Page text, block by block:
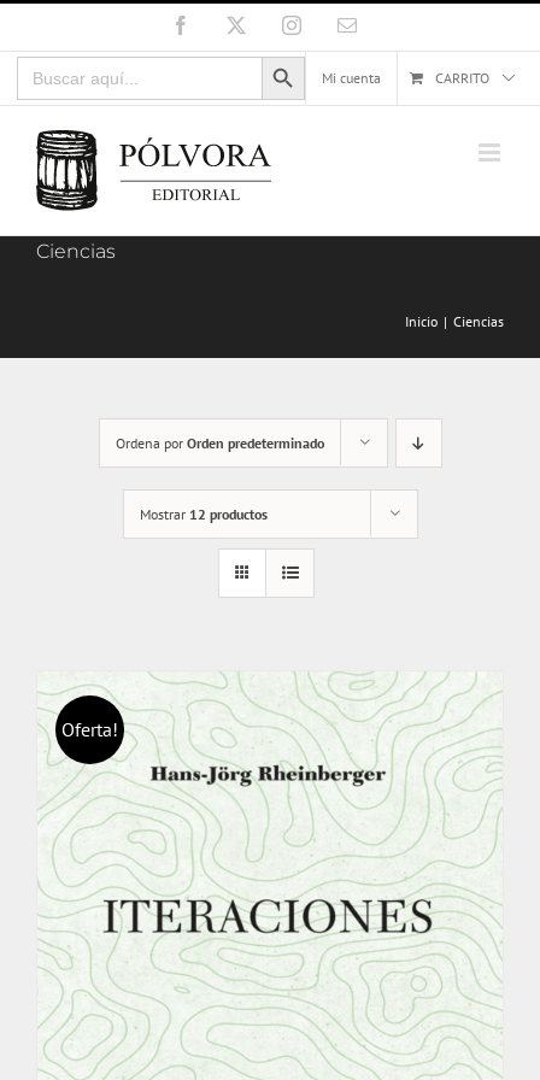
al
contenido
Facebook InstagramCorreo
Buscar:
Botón de búsqueda
Mi cuenta
CARRITO
Ciencias
Inicio Ciencias
Ordena por Orden predeterminado
Mostrar 12 productos
Oferta!